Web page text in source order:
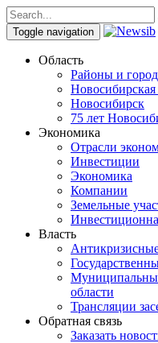
Toggle navigation
Область
Районы и
Новосибирская
Новосибирск
75 лет
Экономика
Отрасли
Инвестиции
Экономика
Компании
Земельные
Власть
области
Трансляции
Обратная связь
Заказать